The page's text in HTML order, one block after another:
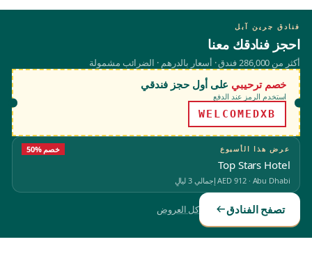
فنادق جرين آبل
احجز فنادقك معنا
أكثر من 286,000 فندق · أسعار بالدرهم · الضرائب مشمولة
خصم ترحيبي على أول حجز فندقي
استخدم الرمز عند الدفع
WELCOMEDXB
عرض هذا الأسبوع 50% خصم
Top Stars Hotel
Abu Dhabi
·
AED 912إجمالي 3 ليالٍ
تصفح الفنادق كل العروض